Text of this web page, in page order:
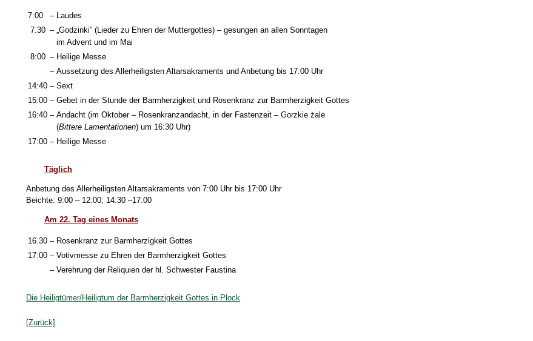
7:00 – Laudes
7.30 – „Godzinki” (Lieder zu Ehren der Muttergottes) – gesungen an allen Sonntagen
im Advent und im Mai
8:00 – Heilige Messe
– Aussetzung des Allerheiligsten Altarsakraments und Anbetung bis 17:00 Uhr
14:40 – Sext
15:00 – Gebet in der Stunde der Barmherzigkeit und Rosenkranz zur Barmherzigkeit Gottes
16:40 – Andacht (im Oktober – Rosenkranzandacht, in der Fastenzeit – Gorzkie żale
(Bittere Lamentationen) um 16:30 Uhr)
17:00 – Heilige Messe
Täglich
Anbetung des Allerheiligsten Altarsakraments von 7:00 Uhr bis 17:00 Uhr
Beichte: 9:00 – 12:00; 14:30 –17:00
Am 22. Tag eines Monats
16.30 – Rosenkranz zur Barmherzigkeit Gottes
17:00 – Votivmesse zu Ehren der Barmherzigkeit Gottes
– Verehrung der Reliquien der hl. Schwester Faustina
Die Heiligtümer/Heiligtum der Barmherzigkeit Gottes in Plock
[Zurück]